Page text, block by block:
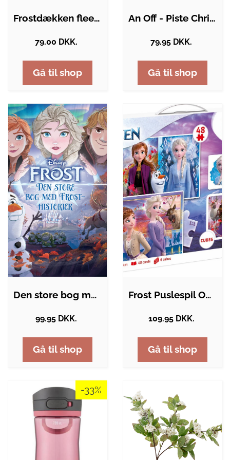
Frostdækken fleece hvid 1x20m
79.00 DKK.
Gå til shop
An Off - Piste Christmas: a…
79.95 DKK.
Gå til shop
Den store bog med Frost-historier
99.95 DKK.
Gå til shop
Frost Puslespil Og Vendespil - Disney -…
109.95 DKK.
Gå til shop
-33%